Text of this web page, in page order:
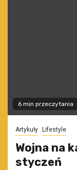
6 min przeczytania
Artykuły Lifestyle
Wojna na
styczeń